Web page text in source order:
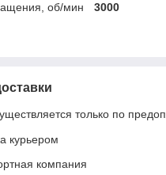
об/мин
3000
только по
курьером
компания